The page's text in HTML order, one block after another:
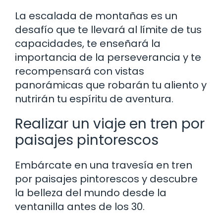
La escalada de montañas es un
desafío que te llevará al límite de tus
capacidades, te enseñará la
importancia de la perseverancia y te
recompensará con vistas
panorámicas que robarán tu aliento y
nutrirán tu espíritu de aventura.
Realizar un viaje en tren por
paisajes pintorescos
Embárcate en una travesía en tren
por paisajes pintorescos y descubre
la belleza del mundo desde la
ventanilla antes de los 30.